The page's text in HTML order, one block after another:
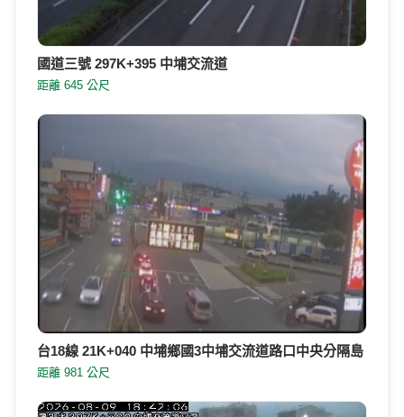
國道三號 297K+395 中埔交流道
距離 645 公尺
台18線 21K+040 中埔鄉國3中埔交流道路口中央分隔島
距離 981 公尺